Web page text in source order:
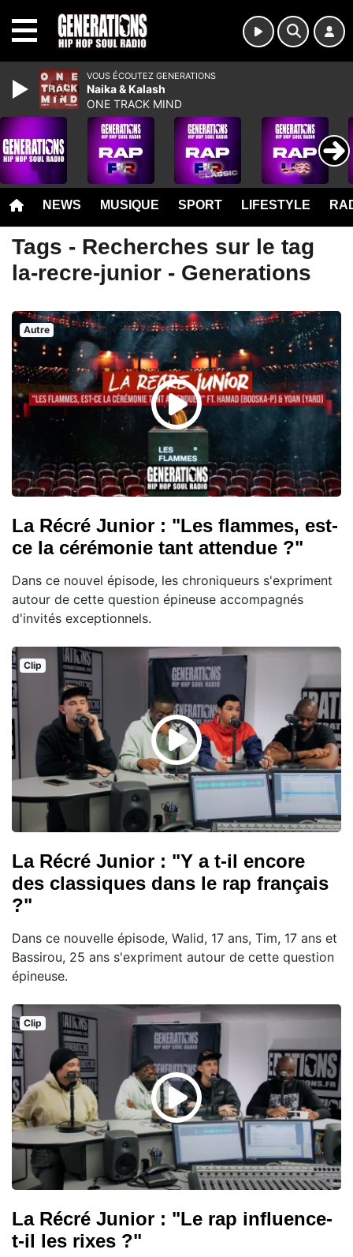
NEWS MUSIQUE SPORT LIFESTYLE
Tags - Recherches sur le tag
la-recre-junior - Generations
Autre
La Récré Junior : "Les flammes, est-
ce la cérémonie tant attendue ?"
Dans ce nouvel épisode, les chroniqueurs s'expriment
autour de cette question épineuse accompagnés
d'invités exceptionnels.
Clip
La Récré Junior : "Y a t-il encore
des classiques dans le rap français
?"
Dans ce nouvelle épisode, Walid, 17 ans, Tim, 17 ans et
Bassirou, 25 ans s'expriment autour de cette question
épineuse.
Clip
La Récré Junior : "Le rap influence-
t-il les rixes ?"
VOUS ÉCOUTEZ GENERATIONS
Naika & Kalash
ONE TRACK MIND